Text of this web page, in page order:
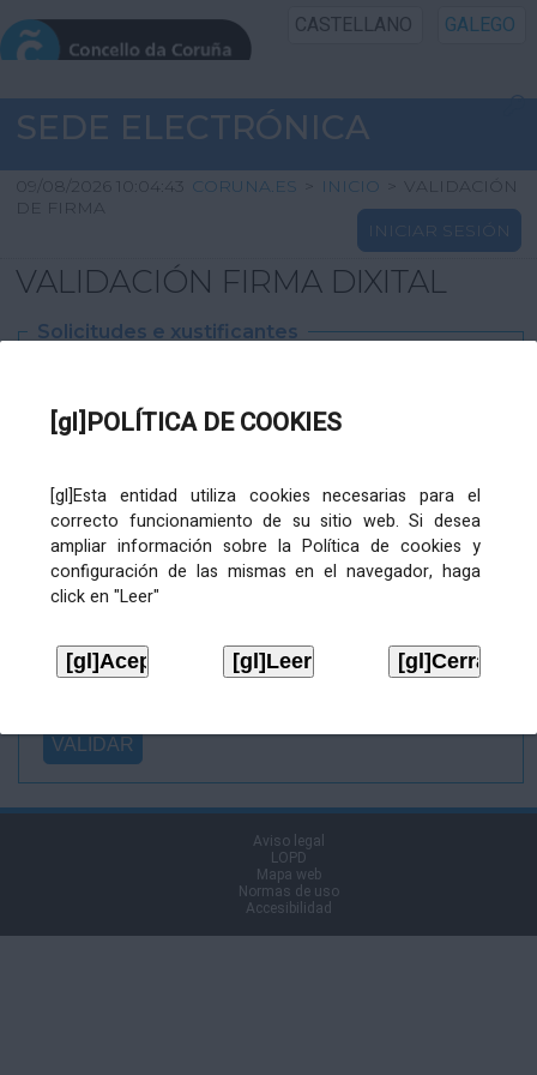
[gl]POLÍTICA DE COOKIES
[gl]Esta entidad utiliza cookies necesarias para el
correcto funcionamiento de su sitio web. Si desea
ampliar información sobre la Política de cookies y
configuración de las mismas en el navegador, haga
click en "Leer"
CASTELLANO GALEGO
INICIO SEDE
INICIO
INFORMACIÓN PÚBLICA
SEDE ELECTRÓNICA
09/08/2026 10:04:43 CORUNA.ES > INICIO >
VALIDACIÓN
DE FIRMA
INICIAR SESIÓN
VALIDACIÓN FIRMA DIXITAL
Solicitudes e xustificantes
XML
Ficheiros varios
Ficheiro
asinado:
firma (.p7s):
Aviso legal
LOPD
Mapa web
Normas de uso
Accesibilidad